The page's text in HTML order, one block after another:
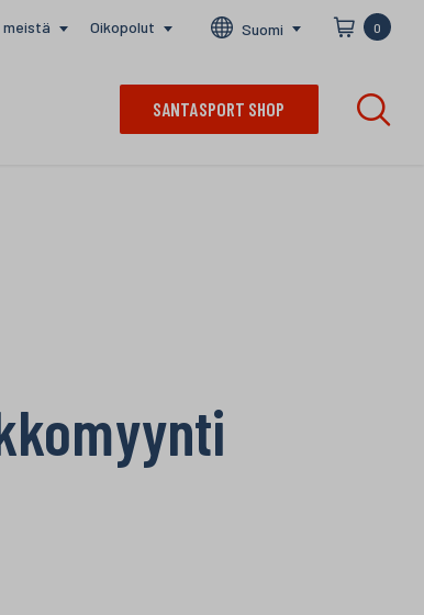
Oikopolut Suomi 0
SANTASPORT SHOP